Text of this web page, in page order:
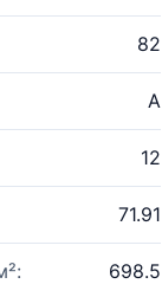
82
A
12
71.91
698.5